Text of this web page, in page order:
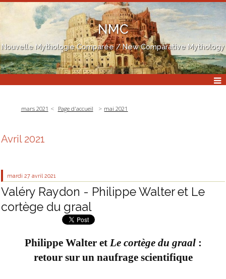
NMC
Nouvelle Mythologie Comparée / New Comparative Mythology
mars 2021 Page d'accueil mai 2021
Avril 2021
mardi 27 avril 2021
Valéry Raydon - Philippe Walter et Le
cortège du graal
Philippe Walter et Le cortège du graal:
retour sur un naufrage scientifique